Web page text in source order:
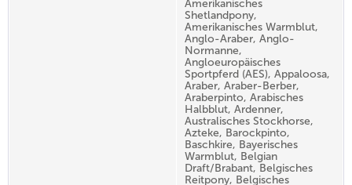
Amerikanisches
Shetlandpony,
Amerikanisches Warmblut,
Anglo-Araber, Anglo-
Normanne,
Angloeuropäisches
Sportpferd (AES), Appaloosa,
Araber, Araber-Berber,
Araberpinto, Arabisches
Halbblut, Ardenner,
Australisches Stockhorse,
Azteke, Barockpinto,
Baschkire, Bayerisches
Warmblut, Belgian
Draft/Brabant, Belgisches
Reitpony, Belgisches